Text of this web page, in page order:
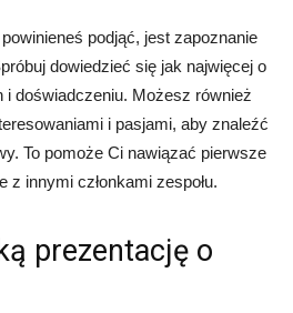
podjąć, jest zapoznanie
dowiedzieć się jak najwięcej o
i doświadczeniu. Możesz również
i pasjami, aby znaleźć
To pomoże Ci nawiązać pierwsze
z innymi członkami zespołu.
prezentację o